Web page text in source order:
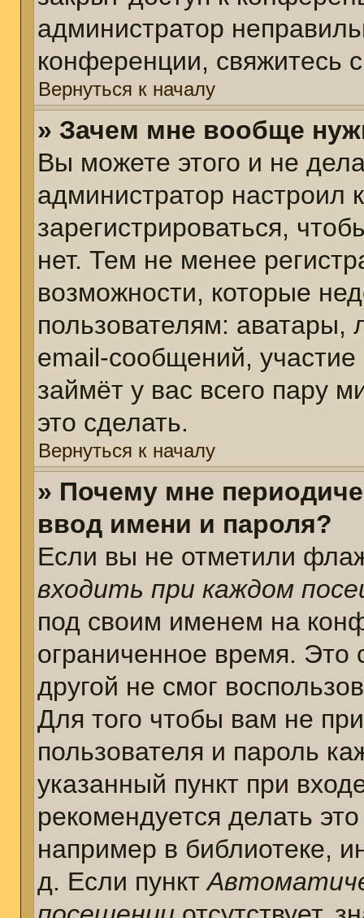
администратор
конференции, свяжитесь
Вернуться к началу
» Зачем мне вообще
Вы можете этого и не
администратор
зарегистрироваться,
нет. Тем не менее
возможности, которые
пользователям: аватары,
email-сообщений, участие
займёт у вас всего пару
это сделать.
Вернуться к началу
» Почему мне
ввод имени и пароля?
Если вы не отметили
входить при каждом
под своим именем на
ограниченное время. Это
другой не смог
Для того чтобы вам не
пользователя и пароль
указанный пункт при
рекомендуется делать
например в библиотеке,
д. Если пункт